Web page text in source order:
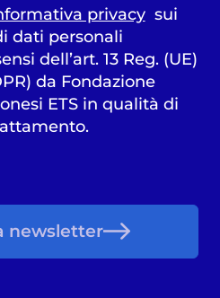
privacysui
dati personali
dell’art. 13 Reg. (UE)
da Fondazione
ETS in qualità di
newsletter